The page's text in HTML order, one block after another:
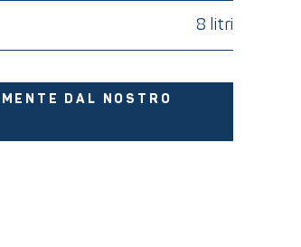
8 litri
DAL NOSTRO